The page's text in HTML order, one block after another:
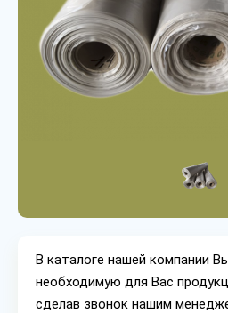
В каталоге нашей компании
необходимую для Вас
сделав звонок нашим